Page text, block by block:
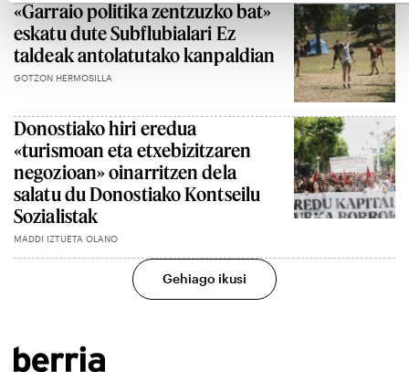
«Garraio politika zentzuzko bat»
eskatu dute Subflubialari Ez
taldeak antolatutako kanpaldian
GOTZON HERMOSILLA
Donostiako hiri eredua
«turismoan eta etxebizitzaren
negozioan» oinarritzen dela
salatu du Donostiako Kontseilu
Sozialistak
MADDI IZTUETA OLANO
Gehiago ikusi